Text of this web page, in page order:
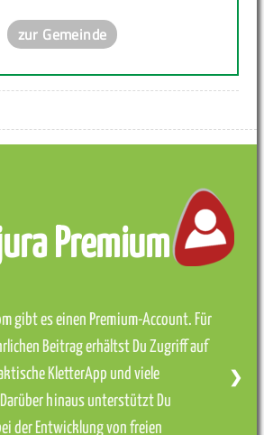
zur Gemeinde
Premium
gibt es einen Premium-Account. Für
Beitrag erhältst Du Zugriff auf
KletterApp und viele
hinaus unterstützt Du
der Entwicklung von freien
❯